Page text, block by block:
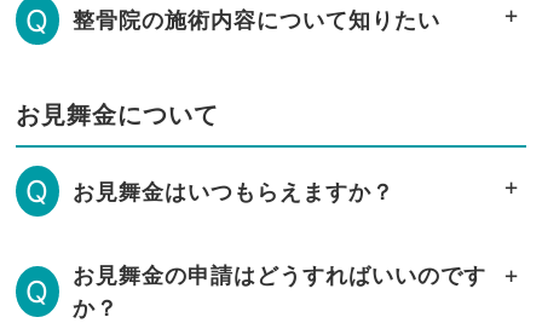
Q 整骨院の施術内容について知りたい
お見舞金について
Q お見舞金はいつもらえますか？
Q
お見舞金の申請はどうすればいいのです
か？